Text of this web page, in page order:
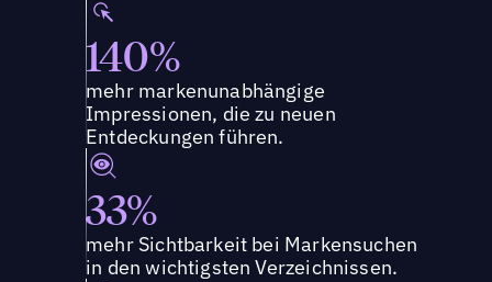
140%
mehr markenunabhängige
Impressionen, die zu neuen
Entdeckungen führen.
33%
mehr Sichtbarkeit bei Markensuchen
in den wichtigsten Verzeichnissen.